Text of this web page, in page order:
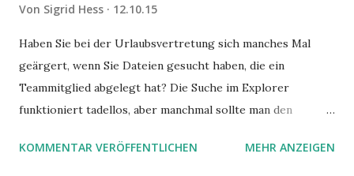
Von Sigrid Hess 12.10.15
Haben Sie bei der Urlaubsvertretung sich manches Mal
geärgert, wenn Sie Dateien gesucht haben, die ein
Teammitglied abgelegt hat? Die Suche im Explorer
funktioniert tadellos, aber manchmal sollte man den
mit UND oder ODER oder NICHT... Das geht so einfach,
KOMMENTAR VERÖFFENTLICHEN MEHR ANZEIGEN